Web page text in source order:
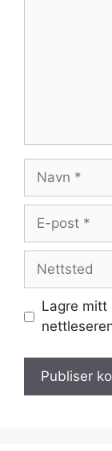
Navn
Nettsted
Lagre mitt